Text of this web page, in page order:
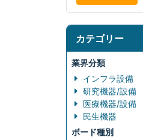
カテゴリー
業界分類
インフラ設備
研究機器/設備
医療機器/設備
民生機器
ボード種別